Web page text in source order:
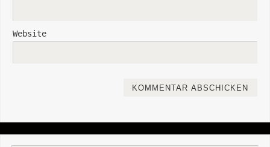
Website